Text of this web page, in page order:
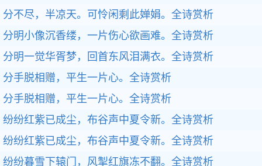
分不尽，半凉天。可怜闲剩此婵娟。 全诗赏析
分明小像沉香缕，一片伤心欲画难。 全诗赏析
分明一觉华胥梦，回首东风泪满衣。 全诗赏析
分手脱相赠，平生一片心。 全诗赏析
分手脱相赠，平生一片心。 全诗赏析
纷纷红紫已成尘，布谷声中夏令新。 全诗赏析
纷纷红紫已成尘，布谷声中夏令新。 全诗赏析
纷纷暮雪下辕门，风掣红旗冻不翻。 全诗赏析